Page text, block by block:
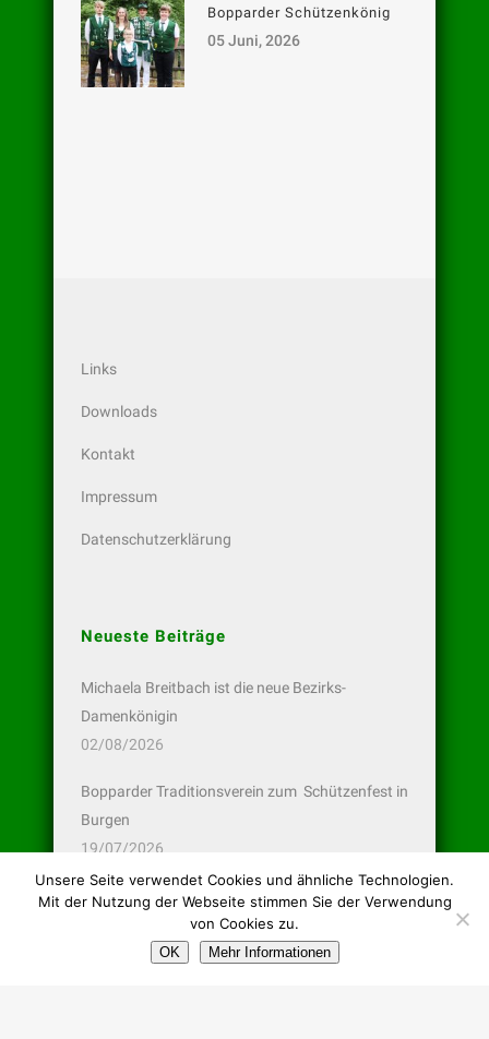
Bopparder Schützenkönig
05 Juni, 2026
Links
Downloads
Kontakt
Impressum
Datenschutzerklärung
Neueste Beiträge
Michaela Breitbach ist die neue Bezirks-
Damenkönigin
02/08/2026
Bopparder Traditionsverein zum Schützenfest in
Burgen
19/07/2026
Bopparder Pistolen-Schützen wieder erfolgreich
Unsere Seite verwendet Cookies und ähnliche Technologien.
Mit der Nutzung der Webseite stimmen Sie der Verwendung
von Cookies zu.
OK Mehr Informationen